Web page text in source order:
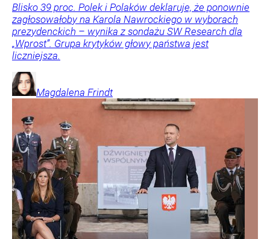
Blisko 39 proc. Polek i Polaków deklaruje, że ponownie
zagłosowałoby na Karola Nawrockiego w wyborach
prezydenckich – wynika z sondażu SW Research dla
„Wprost”. Grupa krytyków głowy państwa jest
liczniejsza.
Magdalena Frindt